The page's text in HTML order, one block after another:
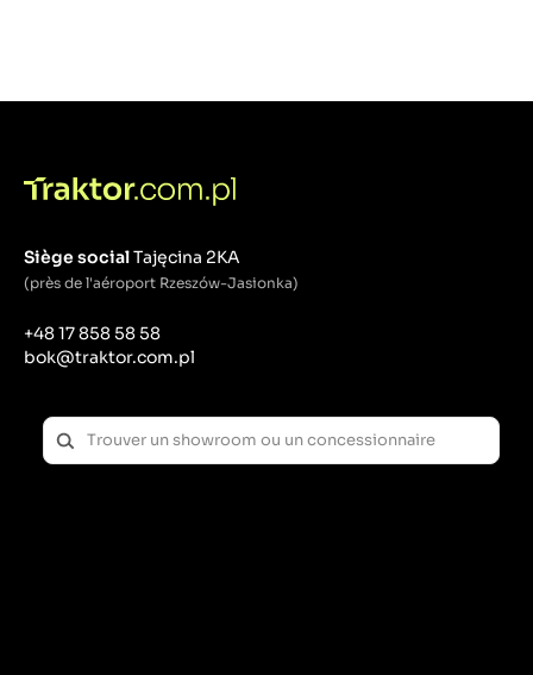
Siège socialTajęcina 2KA
(près de l'aéroport Rzeszów-Jasionka)
+48 17 858 58 58
bok@traktor.com.pl